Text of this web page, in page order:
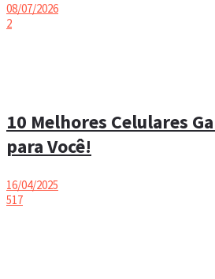
08/07/2026
2
10 Melhores Celulares
para Você!
16/04/2025
517